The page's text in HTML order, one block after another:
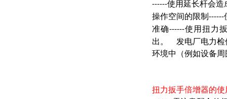
------使用延长杆会造
操作空间的限制 ------
准确------使用扭力
出。 发电厂电力检
环境中（例如设备
扭力扳手倍增器的